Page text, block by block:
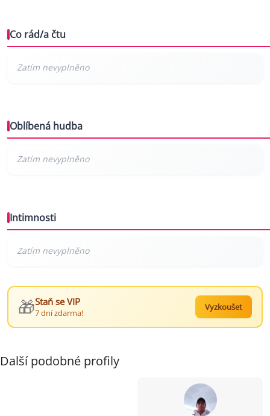
Co rád/a čtu
Oblíbená hudba
Intimnosti
🎁Staň se VIP
7 dní zdarma!
Vyzkoušet
Další podobné profily